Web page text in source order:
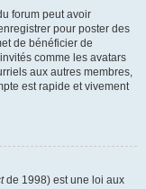
forum peut avoir
pour poster des
de bénéficier de
comme les avatars
aux autres membres,
est rapide et vivement
de 1998) est une loi aux